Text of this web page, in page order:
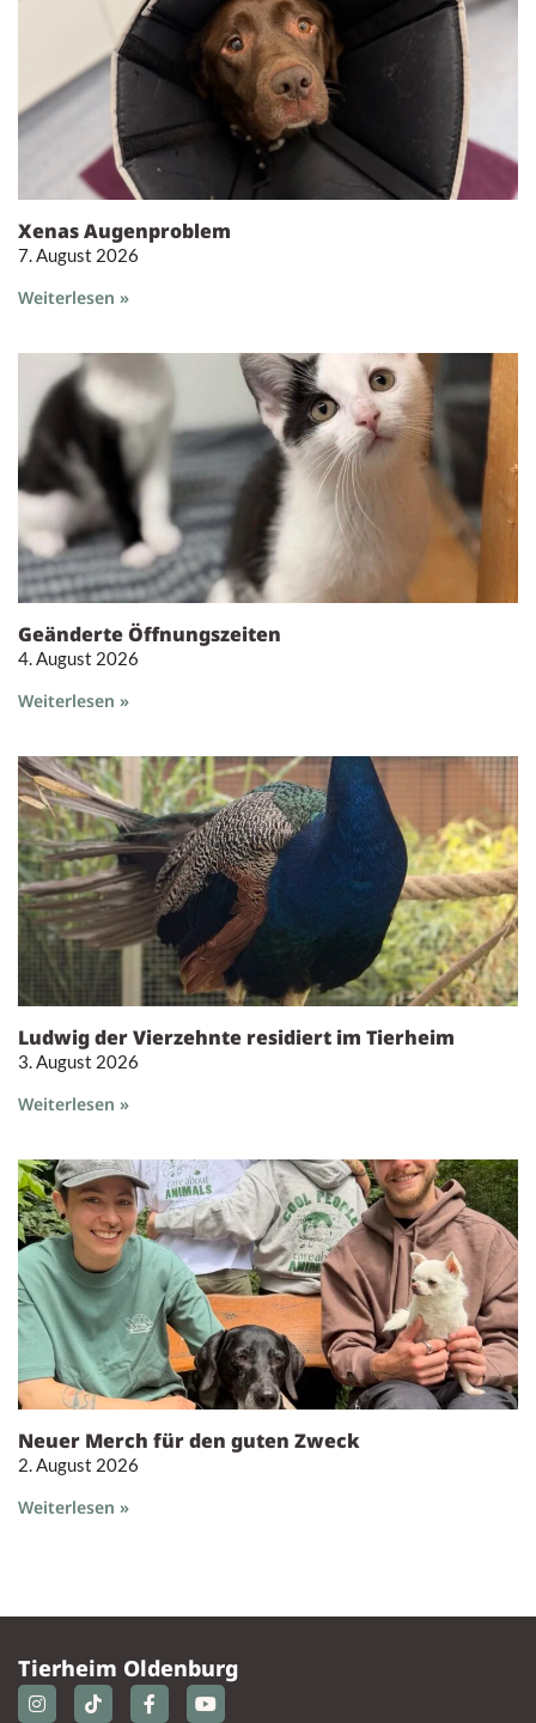
Xenas Augenproblem
7. August 2026
Weiterlesen »
Geänderte Öffnungszeiten
4. August 2026
Weiterlesen »
Ludwig der Vierzehnte residiert im Tierheim
3. August 2026
Weiterlesen »
Neuer Merch für den guten Zweck
2. August 2026
Weiterlesen »
Tierheim Oldenburg